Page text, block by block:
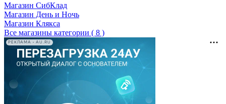
Магазин СибКлад
Магазин День и Ночь
Магазин Клякса
Все магазины категории ( 8 )
РЕКЛАМА • AU.RU